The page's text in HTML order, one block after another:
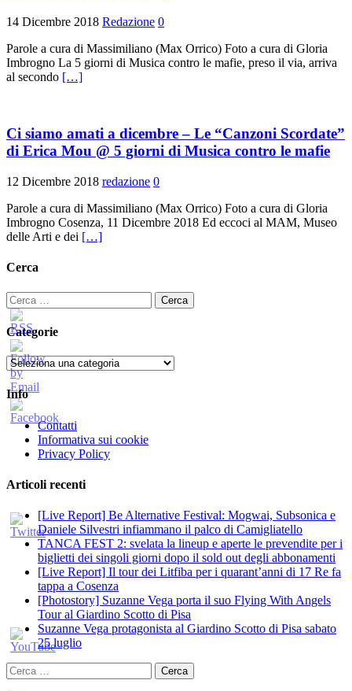
14 Dicembre 2018 Redazione 0
Parole a cura di Massimiliano (Max Orrico) Foto a cura di Gloria
Imbrogno La 5 giorni di Musica contro le mafie, preso il via, arriva
al secondo […]
Ci siamo amati a dicembre – Le “Canzoni Scordate”
di Erica Mou @ 5 giorni di Musica contro le mafie
12 Dicembre 2018 redazione 0
Parole a cura di Massimiliano (Max Orrico) Foto a cura di Gloria
Imbrogno Cosenza, 11 Dicembre 2018 Ed eccoci al MAM, Museo
delle Arti e dei […]
Cerca
Ricerca
per:
Categorie
Categorie
Info
Contatti
Informativa sui cookie
Privacy Policy
Articoli recenti
[Live Report] Be Alternative Festival: Mogwai, Subsonica e
Daniele Silvestri infiammano il palco di Camigliatello
TANCA FEST 2: svelata la lineup e aperte le prevendite per i
biglietti dei singoli giorni dopo il sold out degli abbonamenti
[Live Report] Il tour dei Litfiba per i quarant’anni di 17 Re fa
tappa a Cosenza
[Photostory] Suzanne Vega porta il suo Flying With Angels
Tour al Giardino Scotto di Pisa
Suzanne Vega protagonista al Giardino Scotto di Pisa sabato
25 luglio
Ricerca
per: